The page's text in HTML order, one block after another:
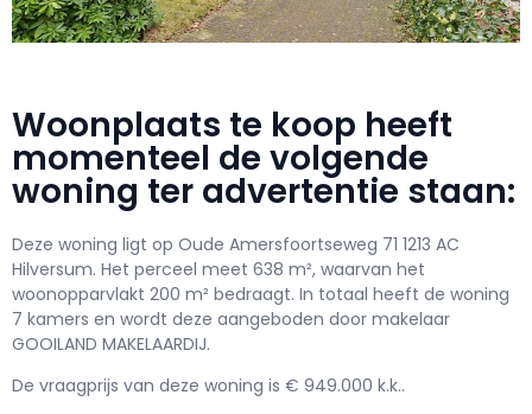
Woonplaats te koop heeft
momenteel de volgende
woning ter advertentie staan:
Deze woning ligt op Oude Amersfoortseweg 71 1213 AC
Hilversum. Het perceel meet 638 m², waarvan het
woonopparvlakt 200 m² bedraagt. In totaal heeft de woning
7 kamers en wordt deze aangeboden door makelaar
GOOILAND MAKELAARDIJ.
De vraagprijs van deze woning is € 949.000 k.k..